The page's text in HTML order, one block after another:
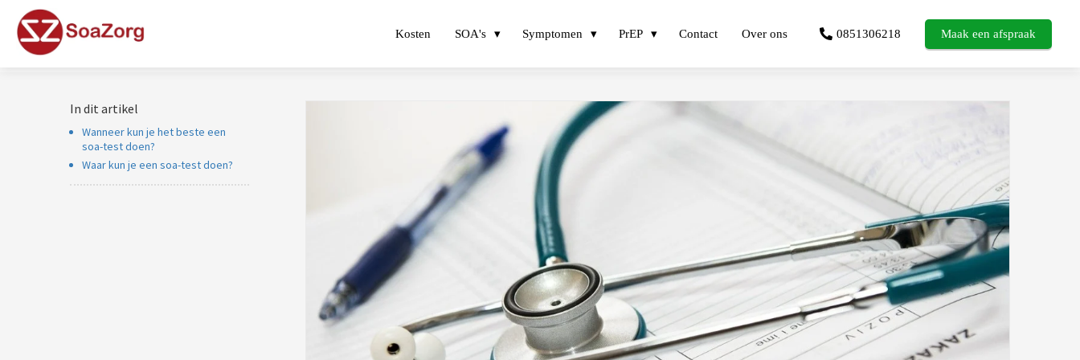
Kosten SOA's Symptomen PrEP Contact Over ons 0851306218 Maak een afspraak
In dit artikel
Wanneer kun je het beste een
soa-test doen?
Waar kun je een soa-test doen?